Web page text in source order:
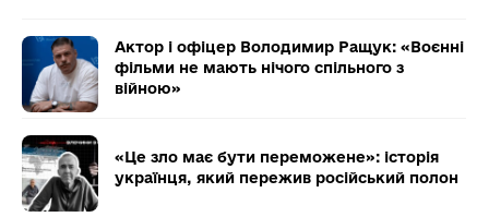
Актор і офіцер Володимир Ращук: «Воєнні
фільми не мають нічого спільного з
війною»
«Це зло має бути переможене»: історія
українця, який пережив російський полон